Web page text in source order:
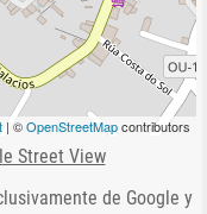
| ©OpenStreetMapcontributors
Street View
de Google y